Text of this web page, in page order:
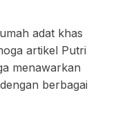
adat khas
artikel Putri
menawarkan
dengan berbagai